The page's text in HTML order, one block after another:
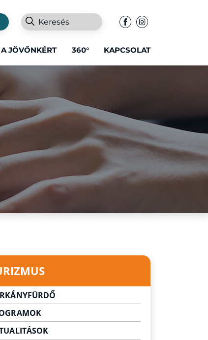
JÖVŐNKÉRT 360° KAPCSOLAT
Városunk
Gyógyvizünk legendája